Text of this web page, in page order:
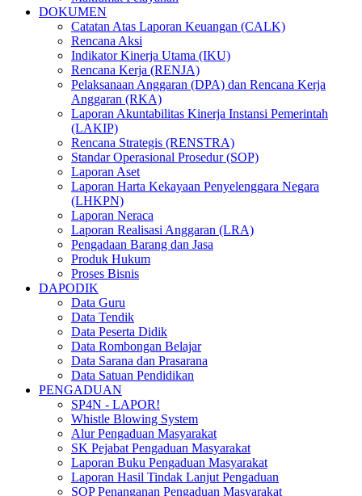
DOKUMEN
Catatan Atas Laporan Keuangan (CALK)
Rencana Aksi
Indikator Kinerja Utama (IKU)
Rencana Kerja (RENJA)
Pelaksanaan Anggaran (DPA) dan Rencana Kerja
Anggaran (RKA)
Laporan Akuntabilitas Kinerja Instansi Pemerintah
(LAKIP)
Rencana Strategis (RENSTRA)
Standar Operasional Prosedur (SOP)
Laporan Aset
Laporan Harta Kekayaan Penyelenggara Negara
(LHKPN)
Laporan Neraca
Laporan Realisasi Anggaran (LRA)
Pengadaan Barang dan Jasa
Produk Hukum
Proses Bisnis
DAPODIK
Data Guru
Data Tendik
Data Peserta Didik
Data Rombongan Belajar
Data Sarana dan Prasarana
Data Satuan Pendidikan
PENGADUAN
SP4N - LAPOR!
Whistle Blowing System
Alur Pengaduan Masyarakat
SK Pejabat Pengaduan Masyarakat
Laporan Buku Pengaduan Masyarakat
Laporan Hasil Tindak Lanjut Pengaduan
SOP Penanganan Pengaduan Masyarakat